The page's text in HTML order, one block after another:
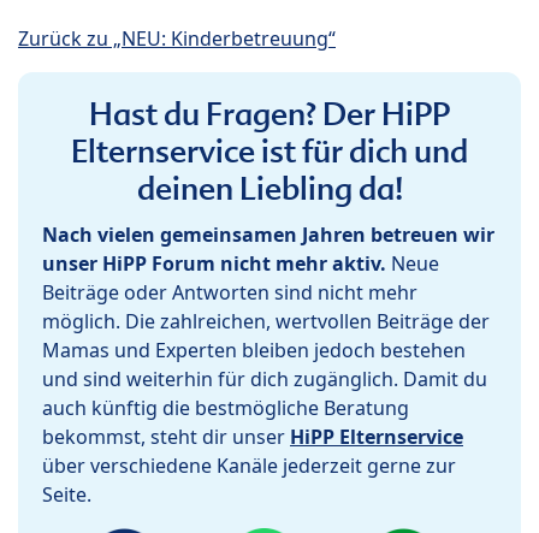
Zurück zu „NEU: Kinderbetreuung“
Hast du Fragen? Der HiPP
Elternservice ist für dich und
deinen Liebling da!
Nach vielen gemeinsamen Jahren betreuen wir
unser HiPP Forum nicht mehr aktiv. Neue
Beiträge oder Antworten sind nicht mehr
möglich. Die zahlreichen, wertvollen Beiträge der
Mamas und Experten bleiben jedoch bestehen
und sind weiterhin für dich zugänglich. Damit du
auch künftig die bestmögliche Beratung
bekommst, steht dir unser HiPP Elternservice
über verschiedene Kanäle jederzeit gerne zur
Seite.